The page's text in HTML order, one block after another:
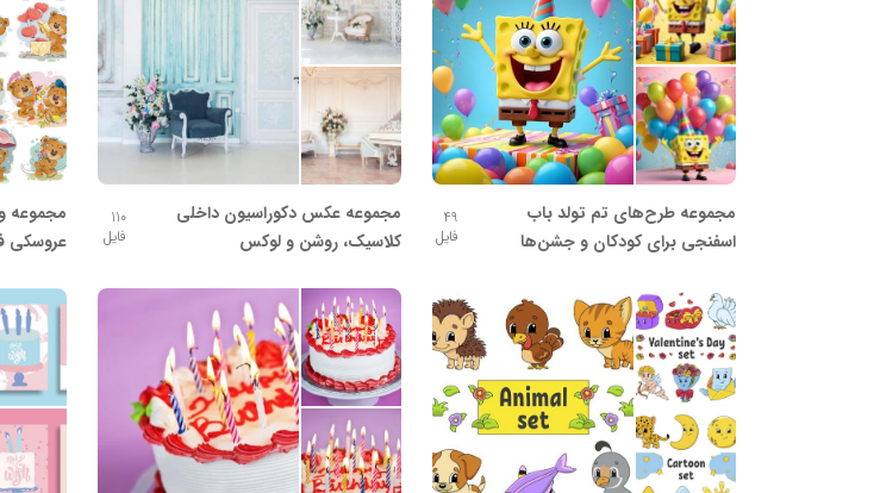
مجموعه طرح‌های تم تولد باب
اسفنجی برای کودکان و جشن‌ها
49
فایل
مجموعه عکس دکوراسیون داخلی
کلاسیک، روشن و لوکس
110
فایل
مجموعه
عروسکی